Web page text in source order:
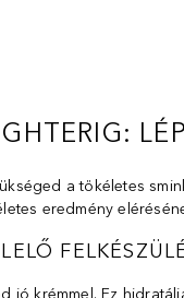
a tökéletes
eredmény
jó krémmel. Ez